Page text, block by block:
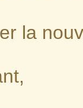
la